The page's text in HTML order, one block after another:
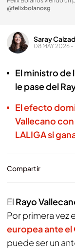
@felixbolanosg
Saray
08 MAY 2026 -
El ministro
le pase del
El efecto
Vallecano
LALIGA si
Compartir
El Rayo
Por primera vez
europea ante el
puede ser un